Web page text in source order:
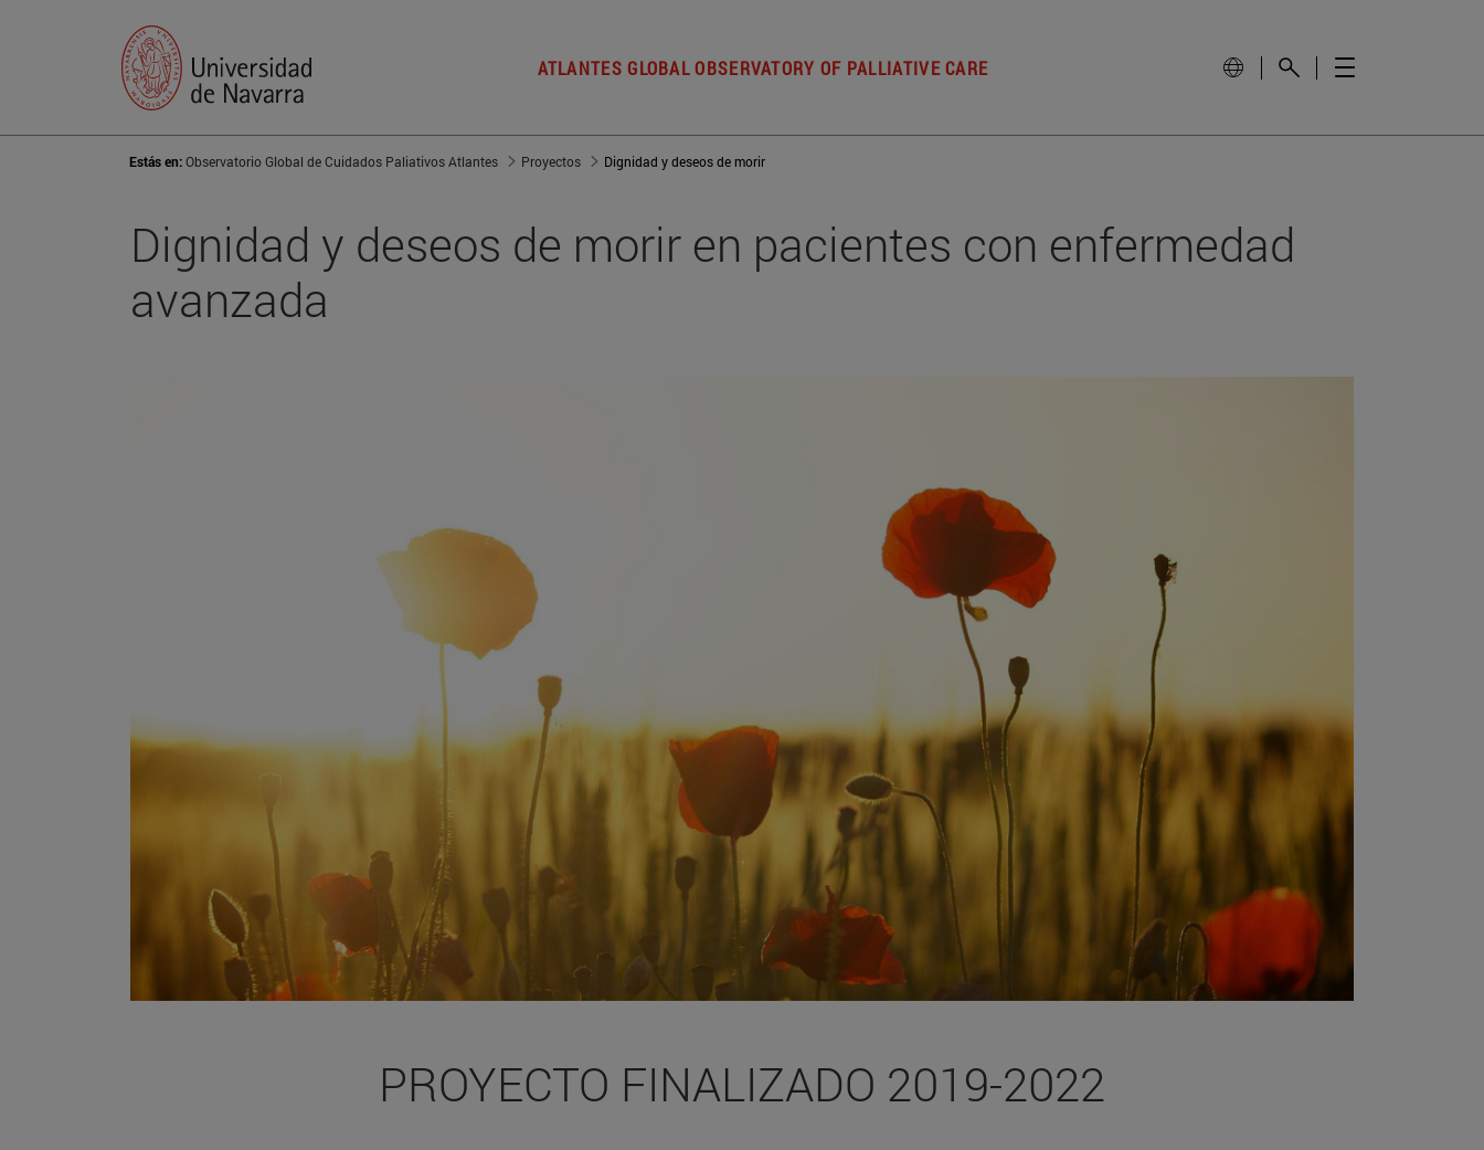
ATLANTES GLOBAL OBSERVATORY OF PALLIATIVE CARE
Estás en:Observatorio Global de Cuidados Paliativos Atlantes Proyectos Dignidad y deseos de morir
Dignidad y deseos de morir en pacientes con enfermedad
avanzada
PROYECTO FINALIZADO 2019-2022